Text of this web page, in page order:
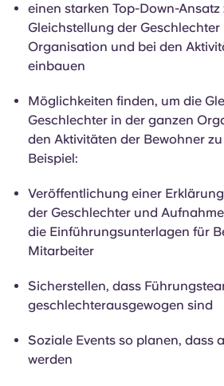
einen starken Top-Down-
Gleichstellung der
Organisation und bei den
einbauen
Möglichkeiten finden, um die
Geschlechter in der ganzen
den Aktivitäten der Bewohner
Beispiel:
Veröffentlichung einer
der Geschlechter und
die Einführungsunterlagen für
Mitarbeiter
Sicherstellen, dass
geschlechterausgewogen sind
Soziale Events so planen, dass
werden